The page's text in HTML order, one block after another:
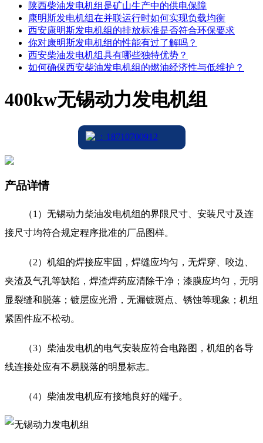
陕西柴油发电机组是矿山生产中的供电保障
康明斯发电机组在并联运行时如何实现负载均衡
西安康明斯发电机组的排放标准是否符合环保要求
你对康明斯发电机组的性能有过了解吗？
西安柴油发电机组具有哪些独特优势？
如何确保西安柴油发电机组的燃油经济性与低维护？
400kw无锡动力发电机组
：18710700912
产品详情
（1）无锡动力柴油发电机组的界限尺寸、安装尺寸及连
接尺寸均符合规定程序批准的厂品图样。
（2）机组的焊接应牢固，焊缝应均匀，无焊穿、咬边、
夹渣及气孔等缺陷，焊渣焊药应清除干净；漆膜应均匀，无明
显裂缝和脱落；镀层应光滑，无漏镀斑点、锈蚀等现象；机组
紧固件应不松动。
（3）柴油发电机的电气安装应符合电路图，机组的各导
线连接处应有不易脱落的明显标志。
（4）柴油发电机应有接地良好的端子。